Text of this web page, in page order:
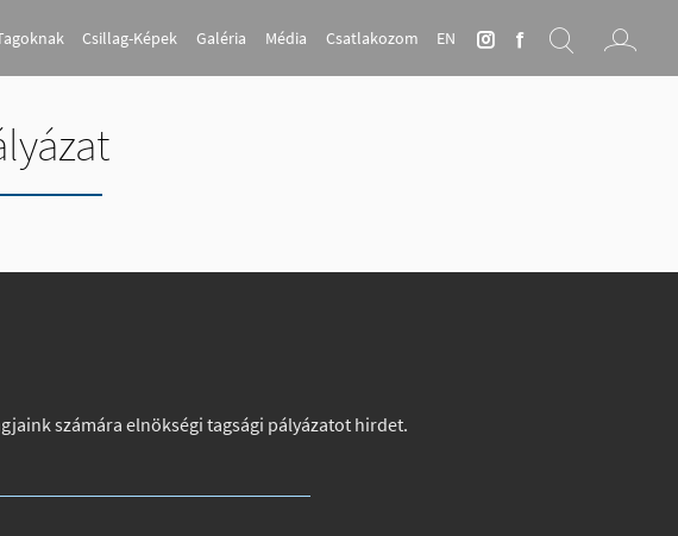
Csillag-Képek Galéria Média Csatlakozom EN
számára elnökségi tagsági pályázatot hirdet.